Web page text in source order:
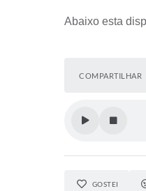
Abaixo esta
COMPARTILHAR
GOSTEI